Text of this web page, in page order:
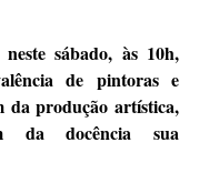
sábado, às 10h,
de pintoras e
da produção artística,
da docência sua